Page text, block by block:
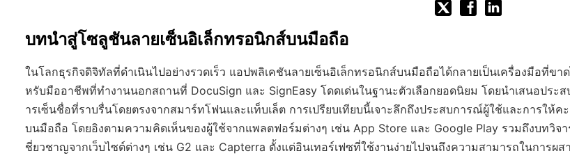
บทนำสู่โซลูชันลายเซ็นอิเล็กทรอนิกส์บนมือถือ
ในโลกธุรกิจดิจิทัลที่ดำเนินไปอย่างรวดเร็ว แอปพลิเคชันลายเซ็นอิเล็กทรอนิกส์บนมือถือได้กลายเป็นเครื่องมือที่ขา
หรับมืออาชีพที่ทำงานนอกสถานที่ DocuSign และ SignEasy โดดเด่นในฐานะตัวเลือกยอดนิยม โดยนำเสนอประ
ารเซ็นชื่อที่ราบรื่นโดยตรงจากสมาร์ทโฟนและแท็บเล็ต การเปรียบเทียบนี้เจาะลึกถึงประสบการณ์ผู้ใช้และการให้ค
บนมือถือ โดยอิงตามความคิดเห็นของผู้ใช้จากแพลตฟอร์มต่างๆ เช่น App Store และ Google Play รวมถึงบทวิจ
ชี่ยวชาญจากเว็บไซต์ต่างๆ เช่น G2 และ Capterra ตั้งแต่อินเทอร์เฟซที่ใช้งานง่ายไปจนถึงความสามารถในการผส